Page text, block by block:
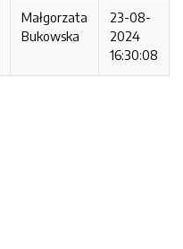
Małgorzata
Bukowska
23-08-
2024
16:30:08